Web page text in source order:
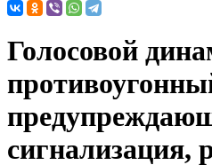
Голосовой
сигнализация,